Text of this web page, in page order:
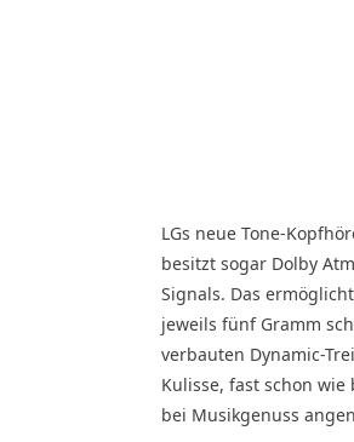
LGs neue Tone-
besitzt sogar Dolby
Signals. Das
jeweils fünf Gramm
verbauten Dynamic-
Kulisse, fast schon
bei Musikgenuss